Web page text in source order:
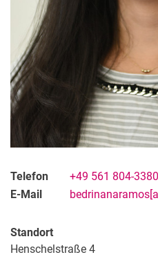
Telefon
+49 561 804-3380
E-Mail
Standort
Henschelstraße 4